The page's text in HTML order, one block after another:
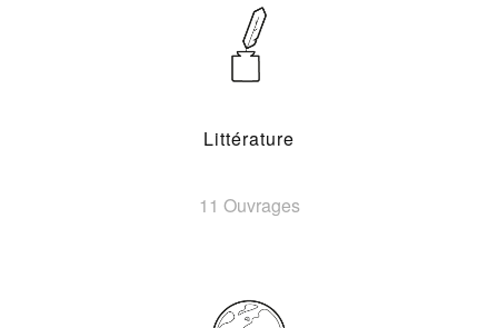
Littérature
11 Ouvrages